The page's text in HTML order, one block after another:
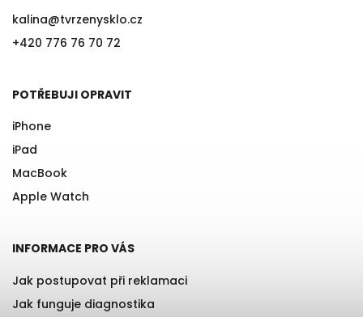
kalina@tvrzenysklo.cz
+420 776 76 70 72
POTŘEBUJI OPRAVIT
iPhone
iPad
MacBook
Apple Watch
INFORMACE PRO VÁS
Jak postupovat při reklamaci
Jak funguje diagnostika